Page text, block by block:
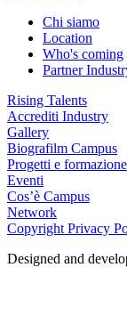
Chi siamo
Location
Who's coming
Partner
Rising Talents
Accrediti Industry
Gallery
Biografilm Campus
Progetti e formazione
Eventi
Cos’è Campus
Network
Copyright Privacy
Designed and